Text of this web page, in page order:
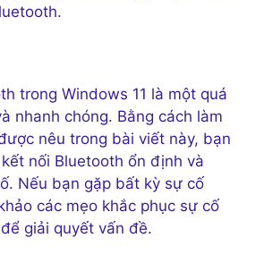
trong Windows 11 là một quá
nhanh chóng. Bằng cách làm
nêu trong bài viết này, bạn
nối Bluetooth ổn định và
Nếu bạn gặp bất kỳ sự cố
các mẹo khắc phục sự cố
giải quyết vấn đề.